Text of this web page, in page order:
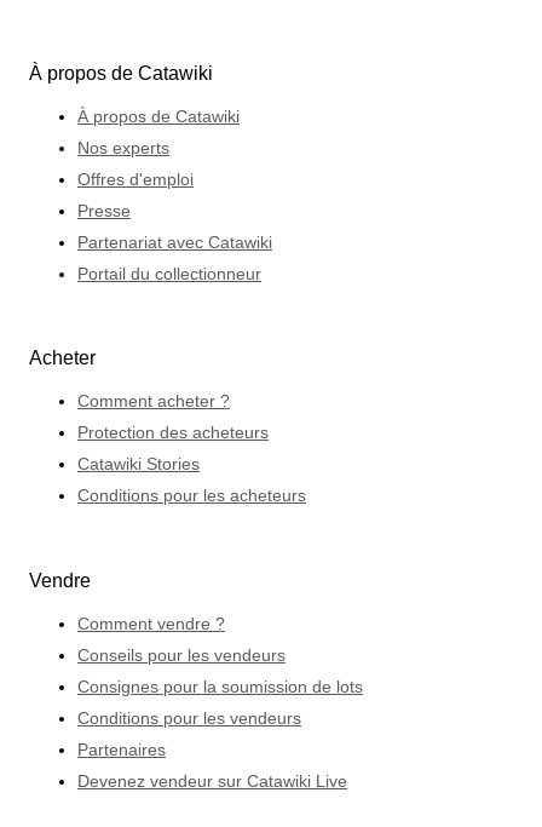
À propos de Catawiki
À propos de Catawiki
Nos experts
Offres d'emploi
Presse
Partenariat avec Catawiki
Portail du collectionneur
Acheter
Comment acheter ?
Protection des acheteurs
Catawiki Stories
Conditions pour les acheteurs
Vendre
Comment vendre ?
Conseils pour les vendeurs
Consignes pour la soumission de lots
Conditions pour les vendeurs
Partenaires
Devenez vendeur sur Catawiki Live